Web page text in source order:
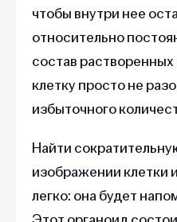
чтобы внутри нее
относительно
состав
клетку просто не
избыточного
Найти
изображении клетки
легко: она будет